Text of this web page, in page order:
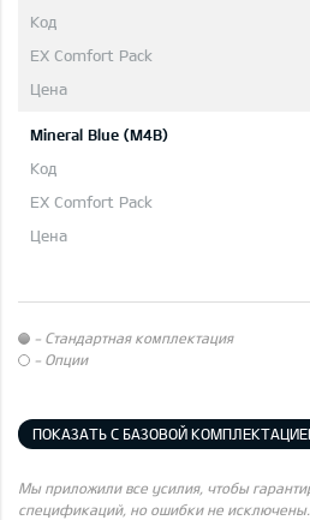
Mineral Blue (M4B)
- Стандартная комплектация
- Опции
ПОКАЗАТЬ С БАЗОВОЙ
Мы приложили все усилия, чтобы
спецификаций, но ошибки не исключены.